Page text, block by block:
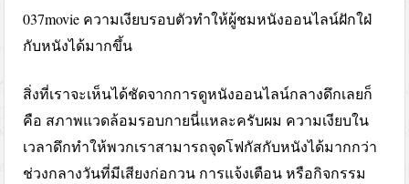
037movie ความเงียบรอบตัวทำให้ผู้ชมหนังออนไลน์ฝักใฝ่
กับหนังได้มากขึ้น
สิ่งที่เราจะเห็นได้ชัดจากการดูหนังออนไลน์กลางดึกเลยก็
คือ สภาพแวดล้อมรอบกายนี่แหละครับผม ความเงียบใน
เวลาดึกทำให้พวกเราสามารถจุดโฟกัสกับหนังได้มากกว่า
ช่วงกลางวันที่มีเสียงก่อกวน การแจ้งเตือน หรือกิจกรรม